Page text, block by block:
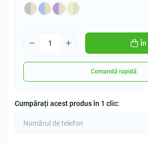
În
Comandă rapidă
Cumpărați acest produs în 1 clic: